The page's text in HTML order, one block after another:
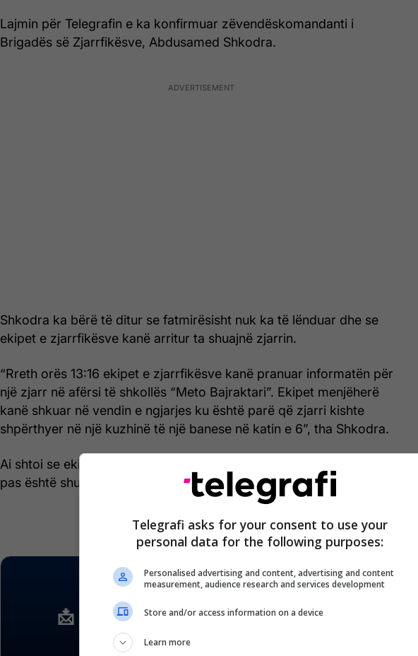
Lajmin për Telegrafin e ka konfirmuar zëvendëskomandanti i
Brigadës së Zjarrfikësve, Abdusamed Shkodra.
Shkodra ka bërë të ditur se fatmirësisht nuk ka të lënduar dhe se
ekipet e zjarrfikësve kanë arritur ta shuajnë zjarrin.
“Rreth orës 13:16 ekipet e zjarrfikësve kanë pranuar informatën për
një zjarr në afërsi të shkollës “Meto Bajraktari”. Ekipet menjëherë
kanë shkuar në vendin e ngjarjes ku është parë që zjarri kishte
shpërthyer në një kuzhinë të një banese në katin e 6”, tha Shkodra.
Ai shtoi se ekipet kanë bërë normalizimin e zjarrit fillimisht dhe më
pas është shuar në tërësi. /Telegrafi/
Telegrafi asks for your consent to use your
personal data for the following purposes:
Personalised advertising and content, advertising and content
measurement, audience research and services development
Store and/or access information on a device
Learn more